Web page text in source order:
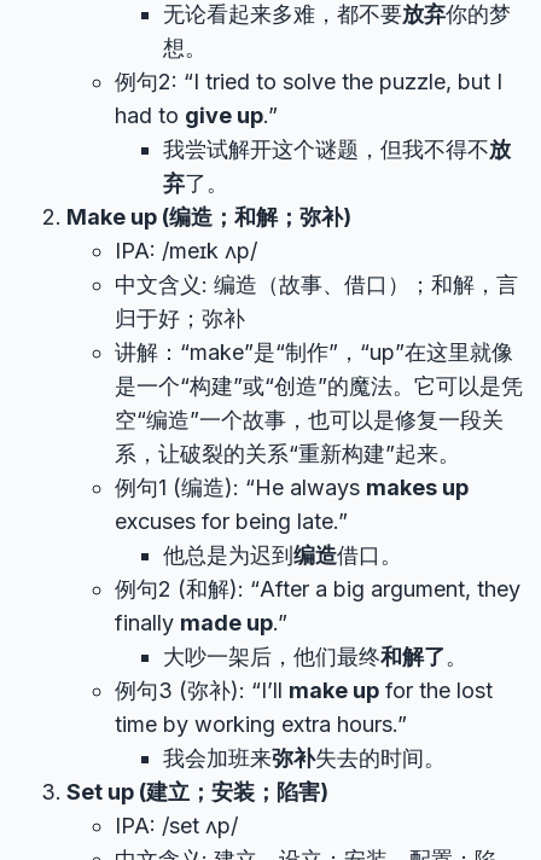
无论看起来多难，都不要放弃你的梦
想。
例句2: “I tried to solve the puzzle, but I
had to give up.”
我尝试解开这个谜题，但我不得不放
弃了。
Make up (编造；和解；弥补)
IPA: /meɪk ʌp/
中文含义: 编造（故事、借口）；和解，言
归于好；弥补
讲解：“make”是“制作”，“up”在这里就像
是一个“构建”或“创造”的魔法。它可以是凭
空“编造”一个故事，也可以是修复一段关
系，让破裂的关系“重新构建”起来。
例句1 (编造): “He always makes up
excuses for being late.”
他总是为迟到 编造借口。
例句2 (和解): “After a big argument, they
finally made up.”
大吵一架后，他们最终和解了。
例句3 (弥补): “I’ll make up for the lost
time by working extra hours.”
我会加班来弥补失去的时间。
Set up (建立；安装；陷害)
IPA: /set ʌp/